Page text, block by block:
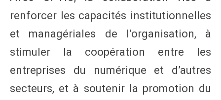
renforcer les capacités institutionnelles
et managériales de l’organisation, à
stimuler la coopération entre les
entreprises du numérique et d’autres
secteurs, et à soutenir la promotion du